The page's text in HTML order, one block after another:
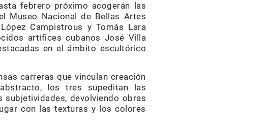
febrero próximo acogerán las
Museo Nacional de Bellas Artes
Campistrous y Tomás Lara
artífices cubanos José Villa
en el ámbito escultórico
carreras que vinculan creación
los tres supeditan las
devolviendo obras
con las texturas y los colores